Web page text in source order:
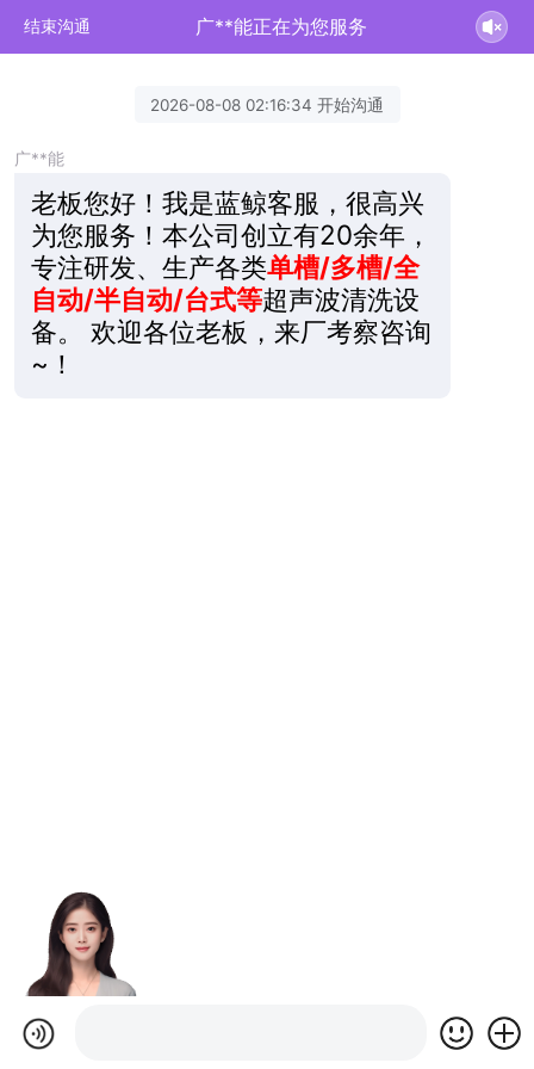
结束沟通 广**能正在为您服务
2026-08-08 02:16:34 开始沟通
广**能
老板您好！我是蓝鲸客服，很高兴
为您服务！本公司创立有20余年，
专注研发、生产各类单槽/多槽/全
自动/半自动/台式等超声波清洗设
备。 欢迎各位老板，来厂考察咨询
~！